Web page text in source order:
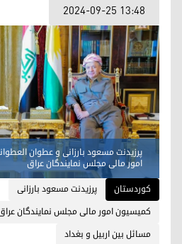
2024-09-25 13:48
پرزیدنت مسعود بارزانی و عطوان
امور مالی مجلس نمایندگان عراق
کوردستان
پرزیدنت مسعود بارزانی
کمیسیون امور مالی مجلس نمایندگان
مسائل بین اربیل و بغداد